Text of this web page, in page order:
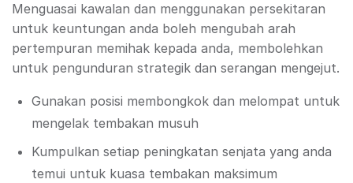
Menguasai kawalan dan menggunakan persekitaran
untuk keuntungan anda boleh mengubah arah
pertempuran memihak kepada anda, membolehkan
untuk pengunduran strategik dan serangan mengejut.
Gunakan posisi membongkok dan melompat untuk
mengelak tembakan musuh
Kumpulkan setiap peningkatan senjata yang anda
temui untuk kuasa tembakan maksimum